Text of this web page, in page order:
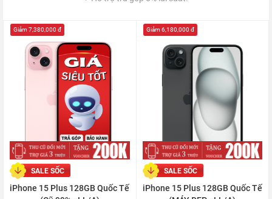
SALE SỐC
iPhone 15 Plus 128GB Quốc Tế
Giảm 7,380,000 đ
SALE SỐC
iPhone 15 Plus 128GB Quốc Tế
Giảm 6,180,000 đ